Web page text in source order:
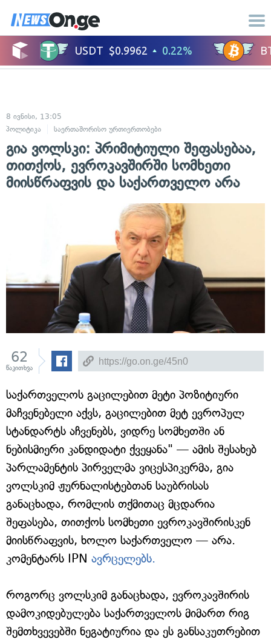
8 ივნისი, 13:05
პოლიტიკა
საერთაშორისო ურთიერთობები
გია ვოლსკი: პრიმიტიული შეფასებაა,
თითქოს, ევროკავშირში სომხეთი
მიისწრაფვის და საქართველო არა
62
წაკითხვა
საქართველოს გაცილებით მეტი პოზიტიური
მაჩვენებელი აქვს, გაცილებით მეტ ევროპულ
სტანდარტს აჩვენებს, ვიდრე სომხეთში ან
ნებისმიერი კანდიდატი ქვეყანა" — ამის შესახებ
პარლამენტის პირველმა ვიცესპიკერმა, გია
ვოლსკიმ ჟურნალისტებთან საუბრისას
განაცხადა, რომლის თქმითაც მცდარია
შეფასება, თითქოს სომხეთი ევროკავშირისკენ
მიისწრაფვის, ხოლო საქართველო — არა.
კომენტარს IPN ავრცელებს.
როგორც ვოლსკიმ განაცხადა, ევროკავშირის
დამოკიდებულება საქართველოს მიმართ რიგ
შემთხვევებში ნეგატიურია და ეს განსაკუთრებით